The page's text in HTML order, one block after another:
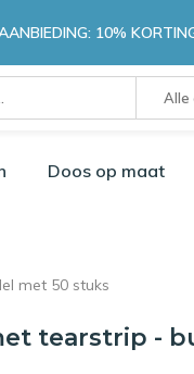
Alle
10%
Doos op maat
met 50 stuks
tearstrip -